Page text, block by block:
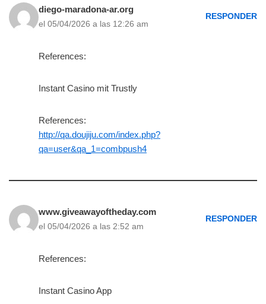
diego-maradona-ar.org
el 05/04/2026 a las 12:26 am
RESPONDER
References:
Instant Casino mit Trustly
References:
http://qa.doujiju.com/index.php?
qa=user&qa_1=combpush4
www.giveawayoftheday.com
el 05/04/2026 a las 2:52 am
RESPONDER
References:
Instant Casino App